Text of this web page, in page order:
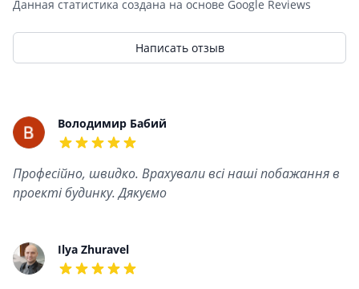
Данная статистика создана на основе Google Reviews
Написать отзыв
Recent reviewsВолодимир Бабий
Професійно, швидко. Врахували всі наші побажання в
проекті будинку. Дякуємо
Ilya Zhuravel